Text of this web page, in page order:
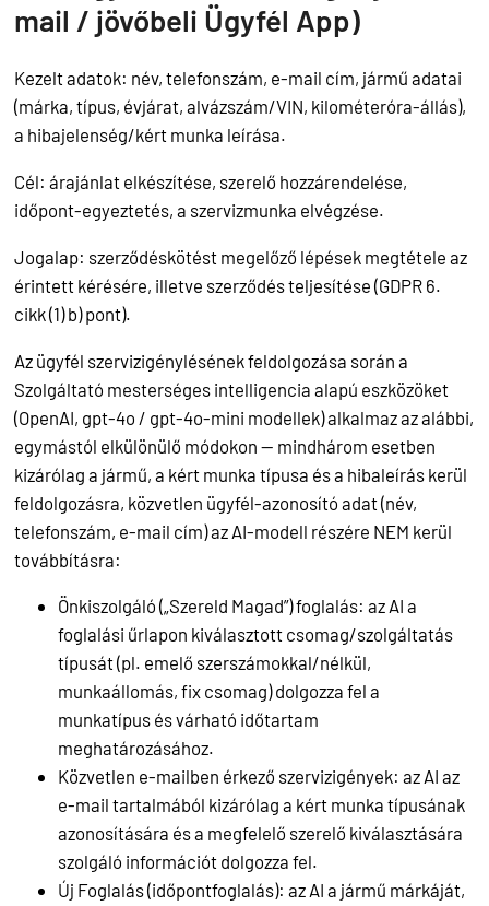
mail / jövőbeli Ügyfél App)
Kezelt adatok: név, telefonszám, e-mail cím, jármű adatai
(márka, típus, évjárat, alvázszám/VIN, kilométeróra-állás),
a hibajelenség/kért munka leírása.
Cél: árajánlat elkészítése, szerelő hozzárendelése,
időpont-egyeztetés, a szervizmunka elvégzése.
Jogalap: szerződéskötést megelőző lépések megtétele az
érintett kérésére, illetve szerződés teljesítése (GDPR 6.
cikk (1) b) pont).
Az ügyfél szervizigénylésének feldolgozása során a
Szolgáltató mesterséges intelligencia alapú eszközöket
(OpenAI, gpt-4o / gpt-4o-mini modellek) alkalmaz az alábbi,
egymástól elkülönülő módokon — mindhárom esetben
kizárólag a jármű, a kért munka típusa és a hibaleírás kerül
feldolgozásra, közvetlen ügyfél-azonosító adat (név,
telefonszám, e-mail cím) az AI-modell részére NEM kerül
továbbításra:
Önkiszolgáló („Szereld Magad”) foglalás: az AI a
foglalási űrlapon kiválasztott csomag/szolgáltatás
típusát (pl. emelő szerszámokkal/nélkül,
munkaállomás, fix csomag) dolgozza fel a
munkatípus és várható időtartam
meghatározásához.
Közvetlen e-mailben érkező szervizigények: az AI az
e-mail tartalmából kizárólag a kért munka típusának
azonosítására és a megfelelő szerelő kiválasztására
szolgáló információt dolgozza fel.
Új Foglalás (időpontfoglalás): az AI a jármű márkáját,